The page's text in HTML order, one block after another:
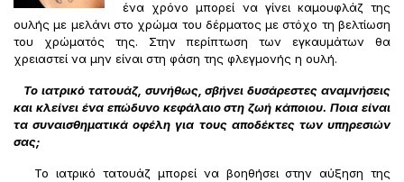
ένα χρόνο μπορεί να γίνει καμουφλάζ της
ουλής με μελάνι στο χρώμα του δέρματος με στόχο τη βελτίωση
του χρώματός της. Στην περίπτωση των εγκαυμάτων θα
χρειαστεί να μην είναι στη φάση της φλεγμονής η ουλή.
Το ιατρικό τατουάζ, συνήθως, σβήνει δυσάρεστες αναμνήσεις
και κλείνει ένα επώδυνο κεφάλαιο στη ζωή κάποιου. Ποια είναι
τα συναισθηματικά οφέλη για τους αποδέκτες των υπηρεσιών
σας;
Το ιατρικό τατουάζ μπορεί να βοηθήσει στην αύξηση της